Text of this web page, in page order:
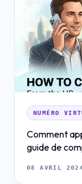
NUMÉRO
Comment
guide de
08 AVRIL